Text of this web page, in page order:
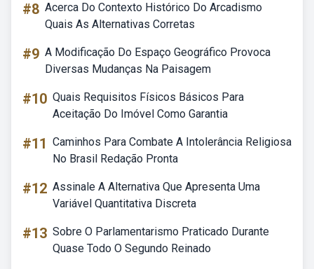
#8 Acerca Do Contexto Histórico Do Arcadismo
Quais As Alternativas Corretas
#9 A Modificação Do Espaço Geográfico Provoca
Diversas Mudanças Na Paisagem
#10 Quais Requisitos Físicos Básicos Para
Aceitação Do Imóvel Como Garantia
#11 Caminhos Para Combate A Intolerância Religiosa
No Brasil Redação Pronta
#12 Assinale A Alternativa Que Apresenta Uma
Variável Quantitativa Discreta
#13 Sobre O Parlamentarismo Praticado Durante
Quase Todo O Segundo Reinado